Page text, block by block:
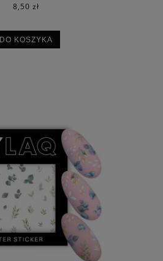
8,50 zł
DO KOSZYKA